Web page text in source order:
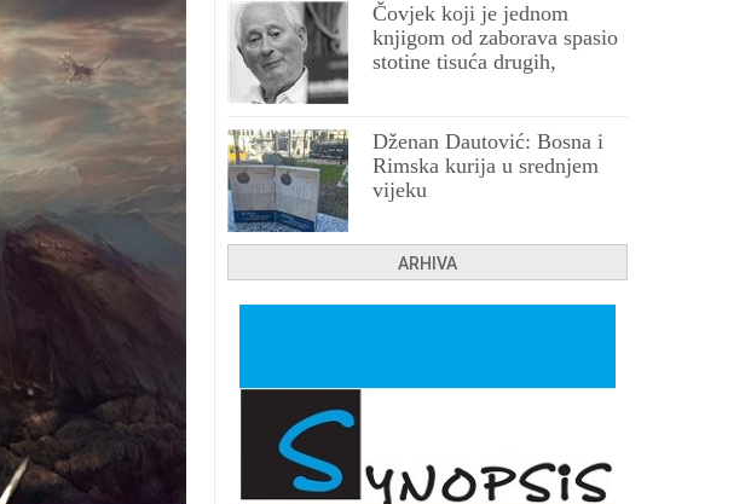
Čovjek koji je jednom
knjigom od zaborava spasio
stotine tisuća drugih,
Dženan Dautović: Bosna i
Rimska kurija u srednjem
vijeku
ARHIVA